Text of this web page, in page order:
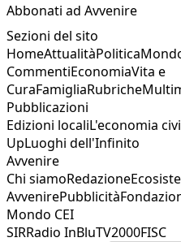
Abbonati ad Avvenire
Sezioni del sito
HomeAttualitàPolitica
CommentiEconomiaVita e
CuraFamigliaRubriche
Pubblicazioni
Edizioni localiL'economia
UpLuoghi dell'Infinito
Avvenire
Chi siamoRedazione
AvvenirePubblicità
Mondo CEI
SIRRadio InBluTV2000FISC